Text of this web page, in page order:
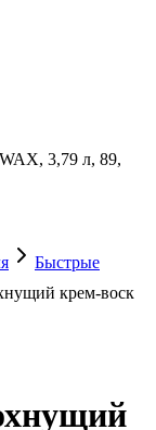
3,79 л, 89,
Быстрые
крем-воск